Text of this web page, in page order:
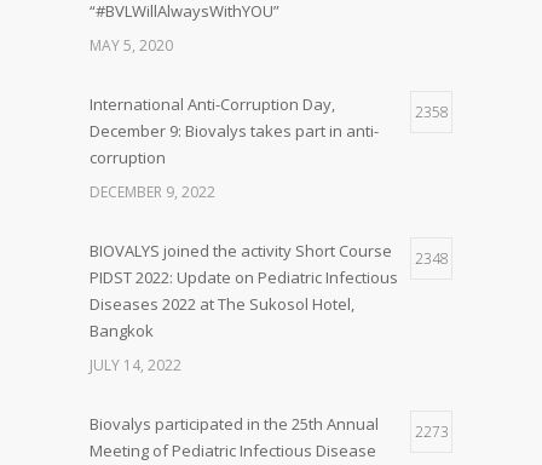
“#BVLWillAlwaysWithYOU”
MAY 5, 2020
International Anti-Corruption Day,
December 9: Biovalys takes part in anti-
corruption
2358
DECEMBER 9, 2022
BIOVALYS joined the activity Short Course
PIDST 2022: Update on Pediatric Infectious
Diseases 2022 at The Sukosol Hotel,
Bangkok
2348
JULY 14, 2022
Biovalys participated in the 25th Annual
Meeting of Pediatric Infectious Disease
2273